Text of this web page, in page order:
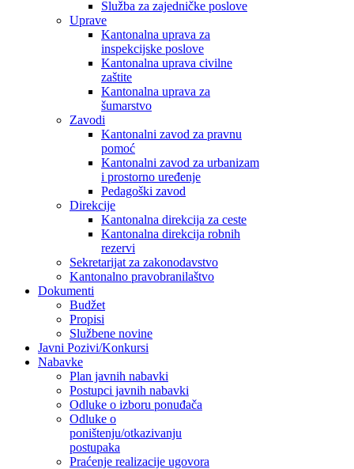
Služba za zajedničke poslove
Uprave
Kantonalna uprava za
inspekcijske poslove
Kantonalna uprava civilne
zaštite
Kantonalna uprava za
šumarstvo
Zavodi
Kantonalni zavod za pravnu
pomoć
Kantonalni zavod za urbanizam
i prostorno uređenje
Pedagoški zavod
Direkcije
Kantonalna direkcija za ceste
Kantonalna direkcija robnih
rezervi
Sekretarijat za zakonodavstvo
Kantonalno pravobranilaštvo
Dokumenti
Budžet
Propisi
Službene novine
Javni Pozivi/Konkursi
Nabavke
Plan javnih nabavki
Postupci javnih nabavki
Odluke o izboru ponuđača
Odluke o
poništenju/otkazivanju
postupaka
Praćenje realizacije ugovora